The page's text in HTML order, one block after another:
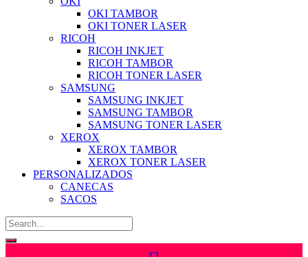
OKI TAMBOR
OKI TONER LASER
RICOH
RICOH INKJET
RICOH TAMBOR
RICOH TONER LASER
SAMSUNG
SAMSUNG INKJET
SAMSUNG TAMBOR
SAMSUNG TONER LASER
XEROX
XEROX TAMBOR
XEROX TONER LASER
PERSONALIZADOS
CANECAS
SACOS